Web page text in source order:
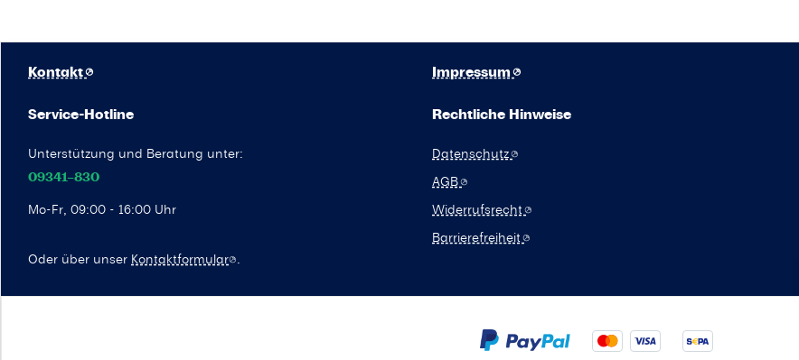
Service-Hotline
Unterstützung und Beratung unter:
09341–830
Mo-Fr, 09:00 - 16:00 Uhr
Oder über unser Kontaktformular .
Kontakt Impressum
Rechtliche Hinweise
Datenschutz
AGB
Widerrufsrecht
Barrierefreiheit